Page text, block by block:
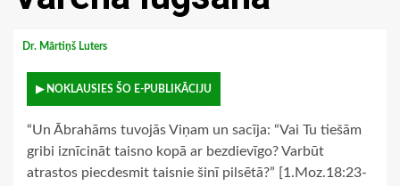
Dr. Mārtiņš Luters
▶ NOKLAUSIES ŠO E-PUBLIKĀCIJU
“Un Ābrahāms tuvojās Viņam un sacīja: “Vai Tu tiešām
gribi iznīcināt taisno kopā ar bezdievīgo? Varbūt
atrastos piecdesmit taisnie šinī pilsētā?” [1.Moz.18:23-